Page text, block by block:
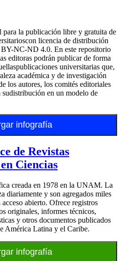
la publicación libre y gratuita de
licencia de distribución
NC-ND 4.0. En este repositorio
editoras podrán publicar de forma
universitarias que,
académica y de investigación
los autores, los comités editoriales
sudistribución en un modelo de
infografía
de Revistas
Ciencias
creada en 1978 en la UNAM. La
diariamente y son agregados miles
abierto. Ofrece registros
originales, informes técnicos,
y otros documentos publicados
América Latina y el Caribe.
infografía